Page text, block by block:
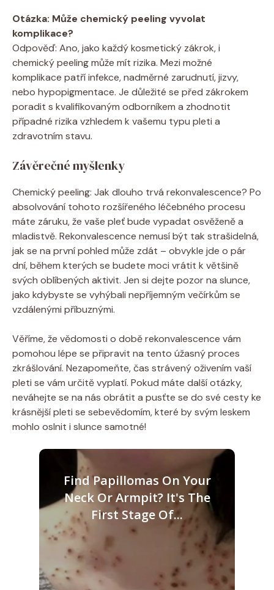
Otázka: Může chemický peeling vyvolat
komplikace?
Odpověď: Ano, jako každý kosmetický zákrok, i
chemický peeling může mít rizika. Mezi možné
komplikace patří infekce, nadměrné zarudnutí, jizvy,
nebo hypopigmentace. Je důležité se před zákrokem
poradit s kvalifikovaným odborníkem a zhodnotit
případné rizika vzhledem k vašemu typu pleti a
zdravotním stavu.
Závěrečné myšlenky
Chemický peeling: Jak dlouho trvá rekonvalescence? Po
absolvování tohoto rozšířeného léčebného procesu
máte záruku, že vaše pleť bude vypadat osvěženě a
mladistvě. Rekonvalescence nemusí být tak strašidelná,
jak se na první pohled může zdát – obvykle jde o pár
dní, během kterých se budete moci vrátit k většině
svých oblíbených aktivit. Jen si dejte pozor na slunce,
jako kdybyste se vyhýbali nepříjemným večírkům se
vzdálenými příbuznými.
Věříme, že vědomosti o době rekonvalescence vám
pomohou lépe se připravit na tento úžasný proces
zkrášlování. Nezapomeňte, čas strávený oživením vaší
pleti se vám určitě vyplatí. Pokud máte další otázky,
neváhejte se na nás obrátit a pusťte se do své cesty ke
krásnější pleti se sebevědomím, které by svým leskem
mohlo oslnit i slunce samotné!
Find Papillomas On Your
Neck Or Armpit? It's The
First Stage Of...